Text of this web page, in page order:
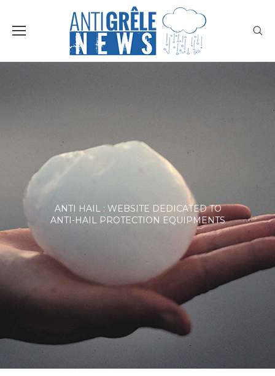
ANTI HAIL : WEBSITE DEDICATED TO
ANTI-HAIL PROTECTION EQUIPMENTS